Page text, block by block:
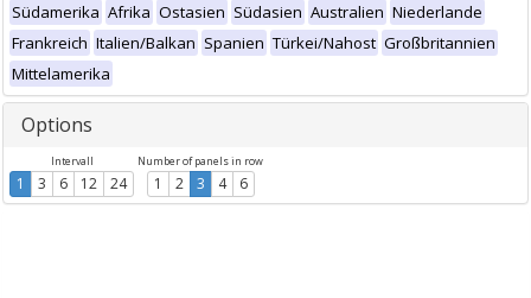
Südamerika Afrika Ostasien Südasien Australien Niederlande
Frankreich Italien/Balkan Spanien Türkei/Nahost Großbritannien
Mittelamerika
Options
Intervall
1 3 6 12 24
Number of panels in row
1 2 3 4 6